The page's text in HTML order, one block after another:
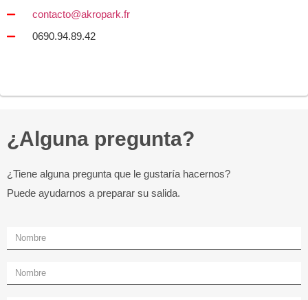
contacto@akropark.fr
0690.94.89.42
¿Alguna pregunta?
¿Tiene alguna pregunta que le gustaría hacernos?
Puede ayudarnos a preparar su salida.